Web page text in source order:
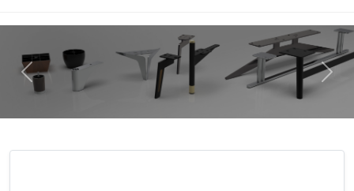
Previous Next